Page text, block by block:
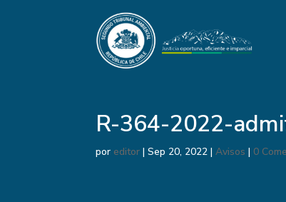
R-364-2022-
por editor |Sep 20, 2022 |Avisos | 0